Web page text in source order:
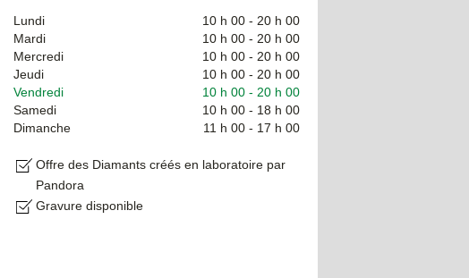
Lundi 10 h 00 - 20 h 00
Mardi
10 h 00 - 20 h 00
Mercredi
10 h 00 - 20 h 00
Jeudi
10 h 00 - 20 h 00
Vendredi
10 h 00 - 20 h 00
Samedi
10 h 00 - 18 h 00
Dimanche
11 h 00 - 17 h 00
Offre des Diamants créés en laboratoire par
Pandora
Gravure disponible